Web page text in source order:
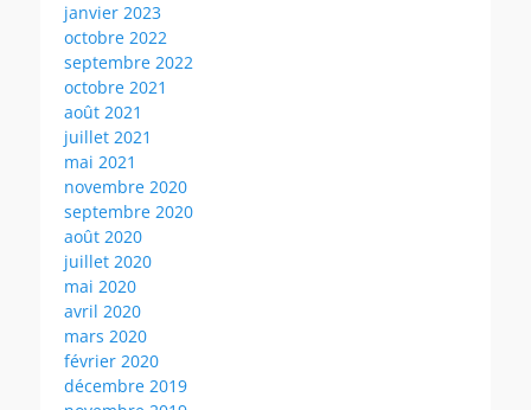
janvier 2023
octobre 2022
septembre 2022
octobre 2021
août 2021
juillet 2021
mai 2021
novembre 2020
septembre 2020
août 2020
juillet 2020
mai 2020
avril 2020
mars 2020
février 2020
décembre 2019